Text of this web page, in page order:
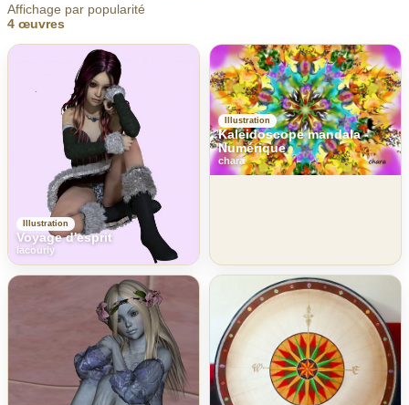
Affichage par popularité
4 œuvres
Illustration
Voyage d'esprit
lacourly
Illustration
Kaleidoscope mandala -
Numérique
chara